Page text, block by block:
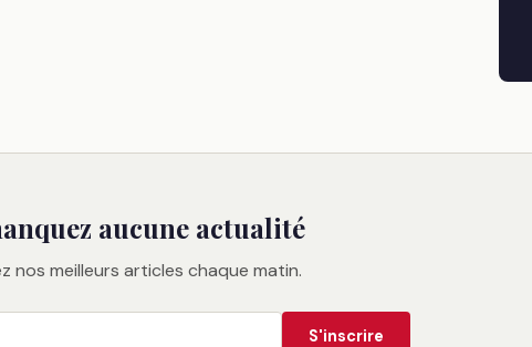
aucune actualité
nos meilleurs articles chaque matin.
S'inscrire